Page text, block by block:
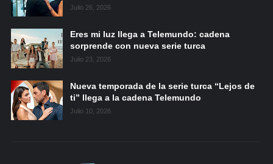
Julio 26, 2026
Eres mi luz llega a Telemundo: cadena
sorprende con nueva serie turca
Julio 23, 2026
Nueva temporada de la serie turca “Lejos de
ti” llega a la cadena Telemundo
Julio 10, 2026